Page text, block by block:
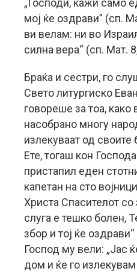
„Господи, кажи само
мој ќе оздрави” (сп.
ви велам: ни во
силна вера“ (сп. Мат.
Браќа и сестри, го
Свето литургиско
говореше за тоа,
насобрано многу
излекуваат од
Ете, тогаш кон
пристапил еден
капетан на сто
Христа Спасителот со
слуга е тешко болен,
збор и тој ќе
Господ му вели: „Јас
дом и ќе го